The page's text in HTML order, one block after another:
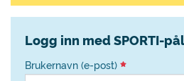
Logg inn med SPORTI-
Brukernavn (e-post)